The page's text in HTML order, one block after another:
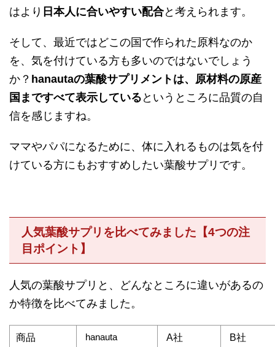
はより 日本人に合いやすい配合と考えられます。
そして、最近ではどこの国で作られた原料なのか
を、気を付けている方も多いのではないでしょう
か？ hanautaの葉酸サプリメントは、原材料の原産
国まですべて表示している というところに品質の自
信を感じますね。
ママやパパになるために、体に入れるものは気を付
けている方にもおすすめしたい葉酸サプリです。
人気葉酸サプリを比べてみました【4つの注
目ポイント】
人気の葉酸サプリと、どんなところに違いがあるの
か特徴を比べてみました。
商品 hanauta A社 B社